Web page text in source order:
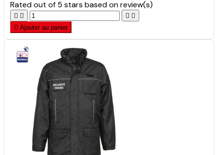
Ratedout of 5 stars based onreview(s)
   
 Ajouter au panier